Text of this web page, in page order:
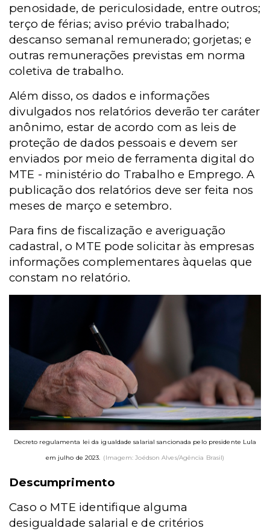
penosidade, de periculosidade, entre outros;
terço de férias; aviso prévio trabalhado;
descanso semanal remunerado; gorjetas; e
outras remunerações previstas em norma
coletiva de trabalho.
Além disso, os dados e informações
divulgados nos relatórios deverão ter caráter
anônimo, estar de acordo com as leis de
proteção de dados pessoais e devem ser
enviados por meio de ferramenta digital do
MTE - ministério do Trabalho e Emprego. A
publicação dos relatórios deve ser feita nos
meses de março e setembro.
Para fins de fiscalização e averiguação
cadastral, o MTE pode solicitar às empresas
informações complementares àquelas que
constam no relatório.
Decreto regulamenta lei da igualdade salarial sancionada pelo presidente Lula
em julho de 2023. (Imagem: Joédson Alves/Agência Brasil)
Descumprimento
Caso o MTE identifique alguma
desigualdade salarial e de critérios